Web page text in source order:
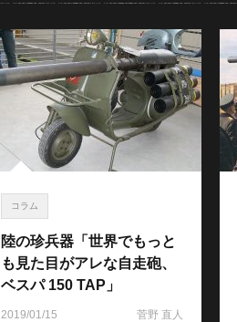
コラム
陸の珍兵器「世界でもっと
も見た目がアレな自走砲、
ベスパ 150 TAP」
2019/01/15 菅野 直人